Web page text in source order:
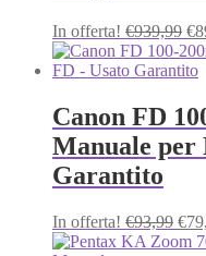
In offerta! €939,99 Il
€
Canon FD
Manuale per
Garantito
In offerta! €93,99 Il
€